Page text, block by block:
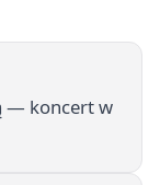
— koncert w